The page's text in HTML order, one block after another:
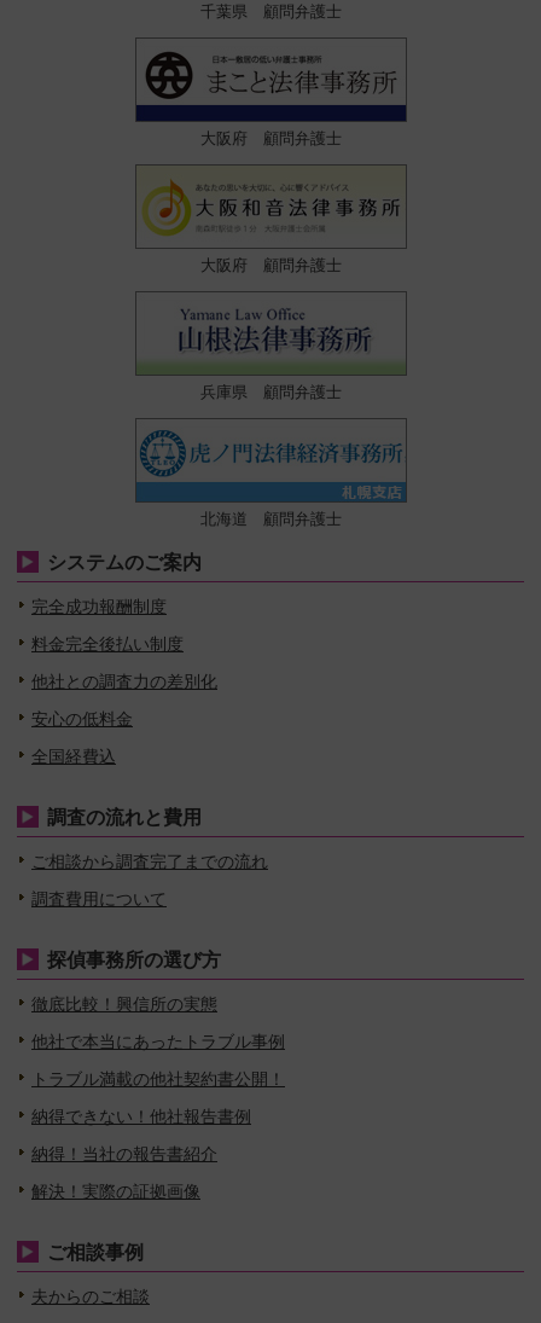
千葉県 顧問弁護士
大阪府 顧問弁護士
大阪府 顧問弁護士
兵庫県 顧問弁護士
北海道 顧問弁護士
システムのご案内
完全成功報酬制度
料金完全後払い制度
他社との調査力の差別化
安心の低料金
全国経費込
調査の流れと費用
ご相談から調査完了までの流れ
調査費用について
探偵事務所の選び方
徹底比較！興信所の実態
他社で本当にあったトラブル事例
トラブル満載の他社契約書公開！
納得できない！他社報告書例
納得！当社の報告書紹介
解決！実際の証拠画像
ご相談事例
夫からのご相談